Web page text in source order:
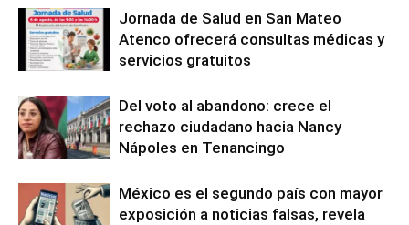
Jornada de Salud en San Mateo
Atenco ofrecerá consultas médicas y
servicios gratuitos
Del voto al abandono: crece el
rechazo ciudadano hacia Nancy
Nápoles en Tenancingo
México es el segundo país con mayor
exposición a noticias falsas, revela